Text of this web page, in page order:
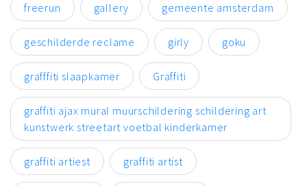
freerun gallery gemeente amsterdam
geschilderde reclame girly goku
grafffiti slaapkamer Graffiti
graffiti ajax mural muurschildering schildering art
kunstwerk streetart voetbal kinderkamer
graffiti artiest graffiti artist